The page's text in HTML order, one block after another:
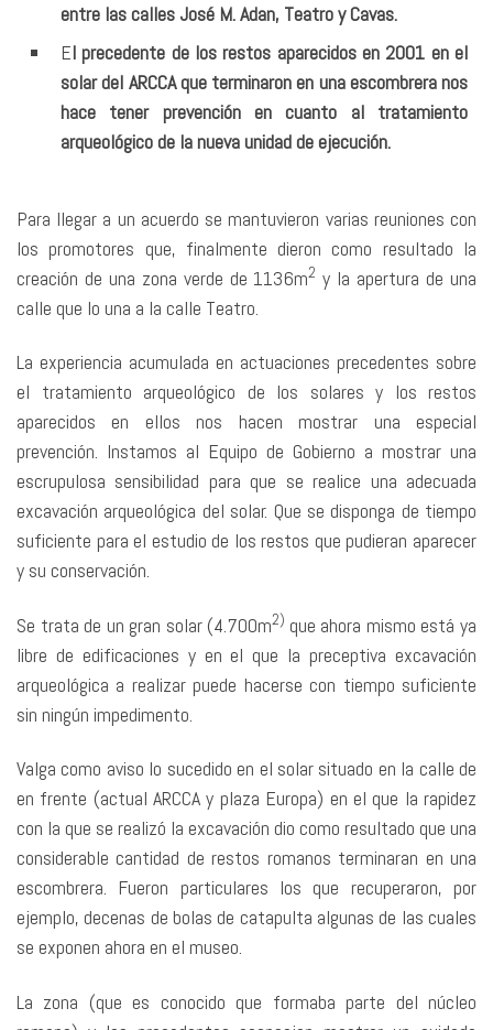
entre las calles José M. Adan, Teatro y Cavas.
El precedente de los restos aparecidos en 2001 en el
solar del ARCCA que terminaron en una escombrera nos
hace tener prevención en cuanto al tratamiento
arqueológico de la nueva unidad de ejecución.
Para llegar a un acuerdo se mantuvieron varias reuniones con
los promotores que, finalmente dieron como resultado la
creación de una zona verde de 1136m2 y la apertura de una
calle que lo una a la calle Teatro.
La experiencia acumulada en actuaciones precedentes sobre
el tratamiento arqueológico de los solares y los restos
aparecidos en ellos nos hacen mostrar una especial
prevención. Instamos al Equipo de Gobierno a mostrar una
escrupulosa sensibilidad para que se realice una adecuada
excavación arqueológica del solar. Que se disponga de tiempo
suficiente para el estudio de los restos que pudieran aparecer
y su conservación.
Se trata de un gran solar (4.700m2) que ahora mismo está ya
libre de edificaciones y en el que la preceptiva excavación
arqueológica a realizar puede hacerse con tiempo suficiente
sin ningún impedimento.
Valga como aviso lo sucedido en el solar situado en la calle de
en frente (actual ARCCA y plaza Europa) en el que la rapidez
con la que se realizó la excavación dio como resultado que una
considerable cantidad de restos romanos terminaran en una
escombrera. Fueron particulares los que recuperaron, por
ejemplo, decenas de bolas de catapulta algunas de las cuales
se exponen ahora en el museo.
La zona (que es conocido que formaba parte del núcleo